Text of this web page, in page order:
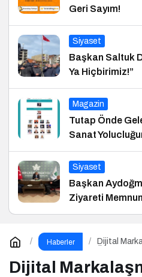
Geri Sayım!
Siyaset
Başkan Saltuk
Ya Hiçbirimiz!”
Magazin
Tutap Önde
Sanat
Siyaset
Başkan
Ziyareti
Haberler
Dijital
Dijital